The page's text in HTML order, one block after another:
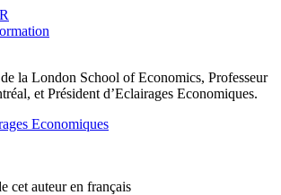
la London School of Economics, Professeur
et Président d’Eclairages Economiques.
Economiques
cet auteur en français